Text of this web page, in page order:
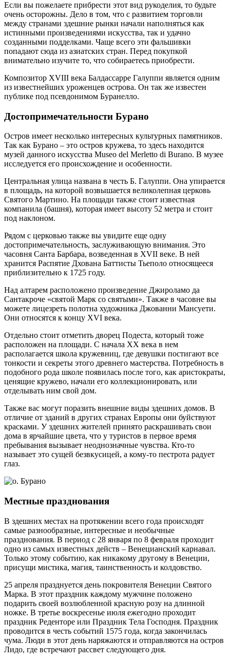
Если вы пожелаете прибрести этот вид рукоделия, то будьте
очень осторожны. Дело в том, что с развитием торговли
между странами здешние рынки начали наполняться как
истинными произведениями искусства, так и удачно
созданными подделками. Чаще всего эти фальшивки
попадают сюда из азиатских стран. Перед покупкой
внимательно изучите то, что собираетесь приобрести.
Композитор XVIII века Балдассарре Галуппи является одним
из известнейших уроженцев острова. Он так же известен
публике под псевдонимом Буранелло.
Достопримечательности Бурано
Остров имеет несколько интересных культурных памятников.
Так как Бурано – это остров кружева, то здесь находится
музей данного искусства Museo del Merletto di Burano. В музее
исследуется его происхождение и особенности.
Центральная улица названа в честь Б. Галуппи. Она упирается
в площадь, на которой возвышается великолепная церковь
Святого Мартино. На площади также стоит известная
компанила (башня), которая имеет высоту 52 метра и стоит
под наклоном.
Рядом с церковью также вы увидите еще одну
достопримечательность, заслуживающую внимания. Это
часовня Санта Барбара, возведенная в XVII веке. В ней
хранится Распятие Дхована Баттисты Тьеполо относящееся
приблизительно к 1725 году.
Над алтарем расположено произведение Джироламо да
Сантакроче «святой Марк со святыми». Также в часовне вы
можете лицезреть полотна художника Джованни Мансуети.
Они относятся к концу XVI века.
Отдельно стоит отметить дворец Подеста, который тоже
расположен на площади. С начала XX века в нем
располагается школа кружевниц, где девушки постигают все
тонкости и секреты этого древнего мастерства. Потребность в
подобного рода школе появилась после того, как аристократы,
ценящие кружево, начали его коллекционировать, или
отделывать ним свой дом.
Также вас могут поразить внешние виды здешних домов. В
отличие от зданий в других странах Европы они буйствуют
красками. У здешних жителей принято раскрашивать свои
дома в ярчайшие цвета, что у туристов в первое время
пребывания вызывает неоднозначные чувства. Кто-то
называет это сущей безвкусицей, а кому-то пестрота радует
глаз.
Местные празднования
В здешних местах на протяжении всего года происходят
самые разнообразные, интересные и необычные
празднования. В период с 28 января по 8 февраля проходит
одно из самых известных действ – Венецианский карнавал.
Только этому событию, как никакому другому в Венеции,
присущи мистика, магия, таинственность и колдовство.
25 апреля празднуется день покровителя Венеции Святого
Марка. В этот праздник каждому мужчине положено
подарить своей возлюбленной красную розу на длинной
ножке. В третье воскресенье июля ежегодно проходит
праздник Реденторе или Праздник Тела Господня. Праздник
проводится в честь событий 1575 года, когда закончилась
чума. Люди в этот день наряжаются и отправляются на остров
Лидо, где встречают рассвет следующего дня.